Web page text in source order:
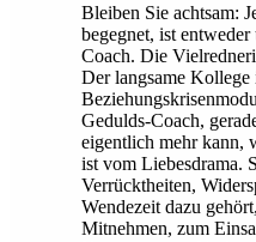
Bleiben Sie achtsam:
begegnet, ist
Coach. Die
Der langsame Kollege
Gedulds-Coach,
eigentlich mehr kann,
ist vom Liebesdrama.
Verrücktheiten,
Wendezeit dazu
Mitnehmen, zum